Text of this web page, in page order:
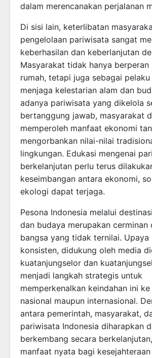
dalam merencanakan perjalanan
Di sisi lain, keterlibatan
pengelolaan pariwisata sangat
keberhasilan dan keberlanjutan
Masyarakat tidak hanya berperan
rumah, tetapi juga sebagai
menjaga kelestarian alam dan
adanya pariwisata yang dikelola
bertanggung jawab, masyarakat
memperoleh manfaat ekonomi
mengorbankan nilai-nilai
lingkungan. Edukasi mengenai
berkelanjutan perlu terus
keseimbangan antara ekonomi,
ekologi dapat terjaga.
Pesona Indonesia melalui
dan budaya merupakan cerminan
bangsa yang tidak ternilai.
konsisten, didukung oleh media
kuatanjungselor dan
menjadi langkah strategis untuk
memperkenalkan keindahan ini
nasional maupun internasional.
antara pemerintah, masyarakat,
pariwisata Indonesia diharapkan
berkembang secara
manfaat nyata bagi